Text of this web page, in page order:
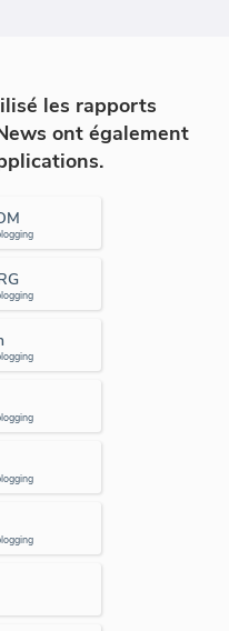
les rapports
ont également